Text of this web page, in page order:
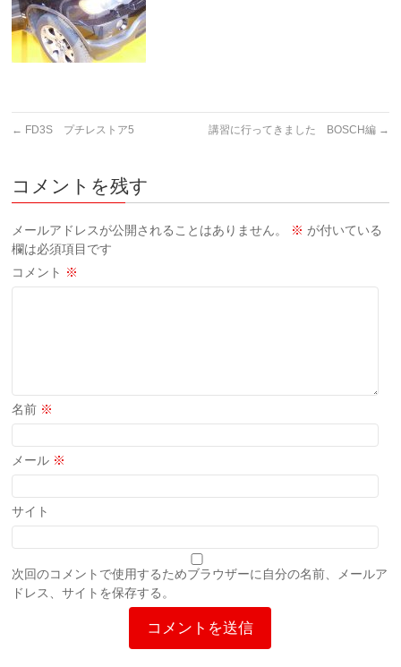
← FD3S プチレストア5 講習に行ってきました BOSCH編 →
コメントを残す
メールアドレスが公開されることはありません。 ※ が付いている
欄は必須項目です
コメント ※
名前 ※
メール ※
サイト
次回のコメントで使用するためブラウザーに自分の名前、メールア
ドレス、サイトを保存する。